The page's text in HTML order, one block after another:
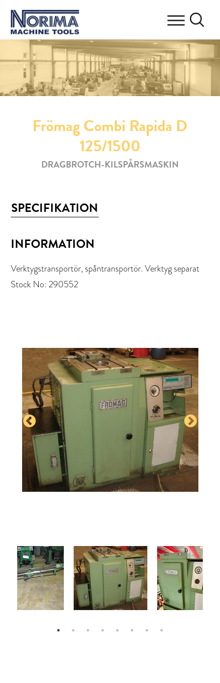
Frömag Combi Rapida D
125/1500
DRAGBROTCH-KILSPÅRSMASKIN
SPECIFIKATION
INFORMATION
Verktygstransportör, spåntransportör. Verktyg separat
Stock No: 290552